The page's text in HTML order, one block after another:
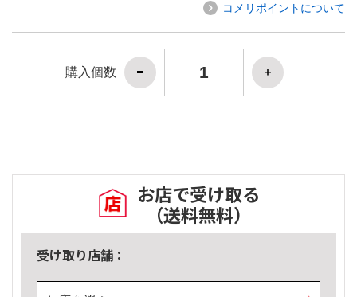
コメリポイントについて
購入個数
お店で受け取る
（送料無料）
受け取り店舗：